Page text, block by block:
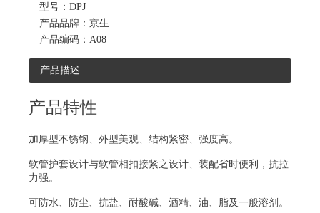
型号： DPJ
产品品牌： 京生
产品编码： A08
产品描述
产品特性
加厚型不锈钢、外型美观、结构紧密、强度高。
软管护套设计与软管相扣接紧之设计、装配省时便利，抗拉
力强。
可防水、防尘、抗盐、耐酸碱、酒精、油、脂及一般溶剂。